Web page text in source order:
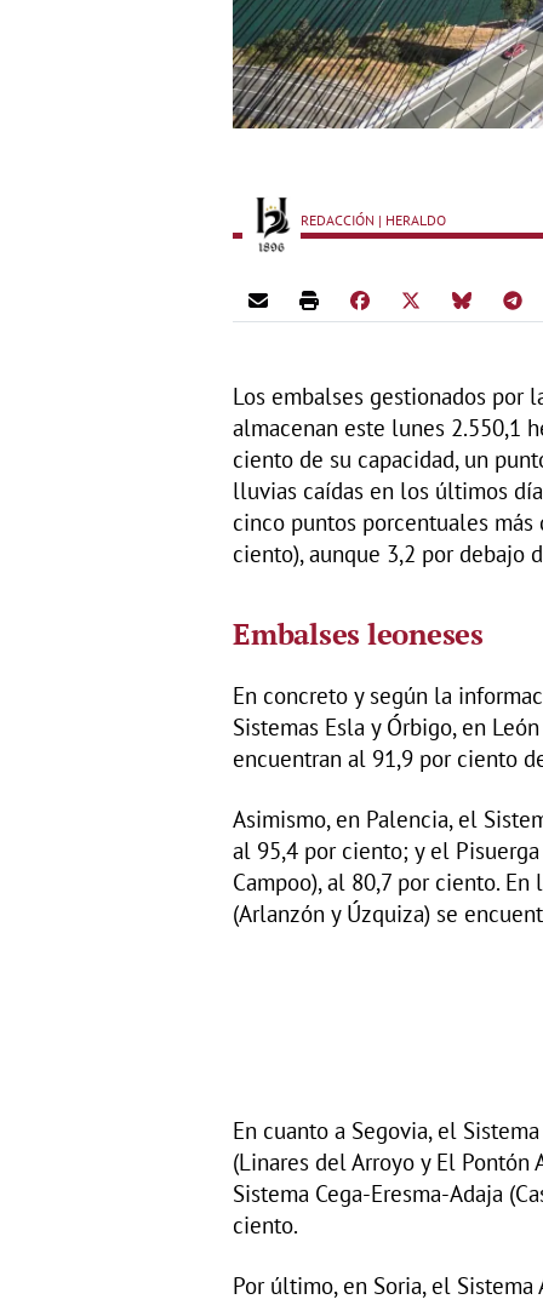
REDACCIÓN | HERALDO
Los embalses gestionados por
almacenan este lunes 2.550,1
ciento de su capacidad, un
lluvias caídas en los últimos
cinco puntos porcentuales
ciento), aunque 3,2 por debajo
Embalses leoneses
En concreto y según la
Sistemas Esla y Órbigo, en
encuentran al 91,9 por ciento
Asimismo, en Palencia, el
al 95,4 por ciento; y el Pisuerga
Campoo), al 80,7 por ciento.
(Arlanzón y Úzquiza) se
En cuanto a Segovia, el
(Linares del Arroyo y El
Sistema Cega-Eresma-Adaja
ciento.
Por último, en Soria, el